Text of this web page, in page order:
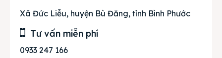
Xã Đức Liễu, huyện Bù Đăng, tỉnh Bình Phước
Tư vấn miễn phí
0933 247 166